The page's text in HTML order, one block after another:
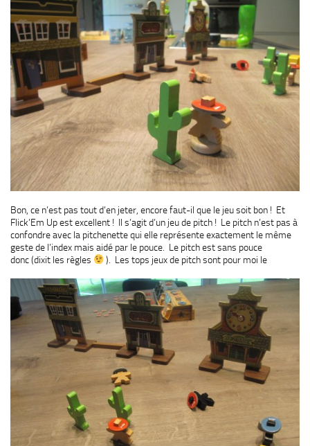
Bon, ce n’est pas tout d’en jeter, encore faut-il que le jeu soit bon ! Et
Flick’Em Up est excellent ! Il s’agit d’un jeu de pitch ! Le pitch n’est pas à
confondre avec la pitchenette qui elle représente exactement le même
geste de l’index mais aidé par le pouce. Le pitch est sans pouce
donc (dixit les règles
). Lestops jeux de pitch sont pour moi le